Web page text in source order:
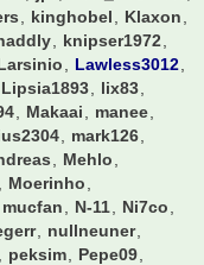
gerrard08LFC
Gundi09
hens
jason
jpf
Just_FCBCGN
kinghobel
Klaxon
knipser1972
Larsinio
Lawless3012
Lipsia1893
lix83
Makaai
manee
mark126